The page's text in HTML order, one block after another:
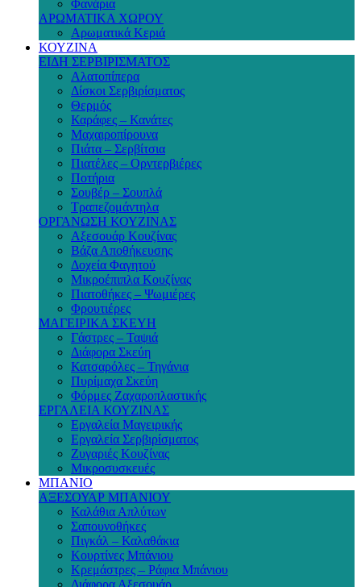
Φανάρια
ΑΡΩΜΑΤΙΚΑ ΧΩΡΟΥ
Αρωματικά Κεριά
ΚΟΥΖΙΝΑ
ΕΙΔΗ ΣΕΡΒΙΡΙΣΜΑΤΟΣ
Αλατοπίπερα
Δίσκοι Σερβιρίσματος
Θερμός
Καράφες – Κανάτες
Μαχαιροπίρουνα
Πιάτα – Σερβίτσια
Πιατέλες – Ορντερβιέρες
Ποτήρια
Σουβέρ – Σουπλά
Τραπεζομάντηλα
ΟΡΓΑΝΩΣΗ ΚΟΥΖΙΝΑΣ
Αξεσουάρ Κουζίνας
Βάζα Αποθήκευσης
Δοχεία Φαγητού
Μικροέπιπλα Κουζίνας
Πιατοθήκες – Ψωμιέρες
Φρουτιέρες
ΜΑΓΕΙΡΙΚΑ ΣΚΕΥΗ
Γάστρες – Ταψιά
Διάφορα Σκεύη
Κατσαρόλες – Τηγάνια
Πυρίμαχα Σκεύη
Φόρμες Ζαχαροπλαστικής
ΕΡΓΑΛΕΙΑ ΚΟΥΖΙΝΑΣ
Εργαλεία Μαγειρικής
Εργαλεία Σερβιρίσματος
Ζυγαριές Κουζίνας
Μικροσυσκευές
ΜΠΑΝΙΟ
ΑΞΕΣΟΥΑΡ ΜΠΑΝΙΟΥ
Καλάθια Απλύτων
Σαπουνοθήκες
Πιγκάλ – Καλαθάκια
Κουρτίνες Μπάνιου
Κρεμάστρες – Ράφια Μπάνιου
Διάφορα Αξεσουάρ